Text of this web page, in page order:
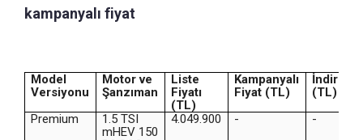
kampanyalı fiyat
Model
Versiyonu
Motor ve
Şanzıman
Liste
Fiyatı
(TL)
Kampanyalı
Fiyat (TL)
İndirim
(TL)
Premium
1.5 TSI
mHEV 150
4.049.900 - -